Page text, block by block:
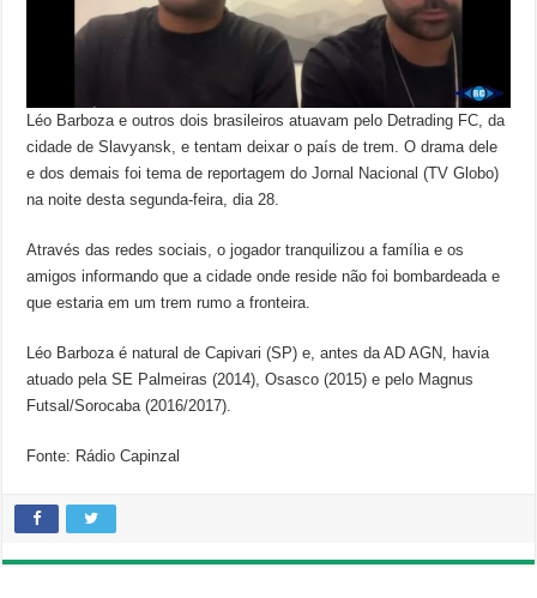
Léo Barboza e outros dois brasileiros atuavam pelo Detrading FC, da
cidade de Slavyansk, e tentam deixar o país de trem. O drama dele
e dos demais foi tema de reportagem do Jornal Nacional (TV Globo)
na noite desta segunda-feira, dia 28.
Através das redes sociais, o jogador tranquilizou a família e os
amigos informando que a cidade onde reside não foi bombardeada e
que estaria em um trem rumo a fronteira.
Léo Barboza é natural de Capivari (SP) e, antes da AD AGN, havia
atuado pela SE Palmeiras (2014), Osasco (2015) e pelo Magnus
Futsal/Sorocaba (2016/2017).
Fonte: Rádio Capinzal